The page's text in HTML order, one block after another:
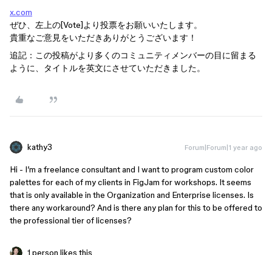
x.com
ぜひ、左上の[Vote]より投票をお願いいたします。
貴重なご意見をいただきありがとうございます！
追記：この投稿がより多くのコミュニティメンバーの目に留まる
ように、タイトルを英文にさせていただきました。
kathy3 Forum|Forum|1 year ago
Hi - I’m a freelance consultant and I want to program custom color
palettes for each of my clients in FigJam for workshops. It seems
that is only available in the Organization and Enterprise licenses. Is
there any workaround? And is there any plan for this to be offered to
the professional tier of licenses?
1 person likes this